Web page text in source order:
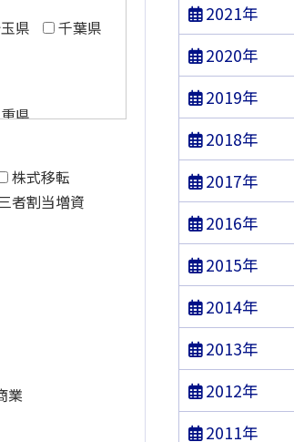
県
千葉県
県
県 山口県
株式移転
者割当増資
業
2021年
2020年
2019年
2018年
2017年
2016年
2015年
2014年
2013年
2012年
2011年